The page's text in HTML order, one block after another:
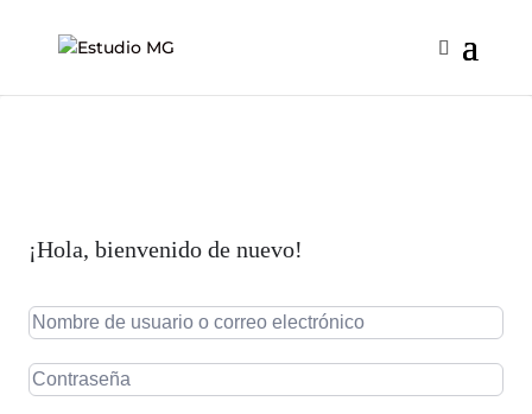
¡Hola, bienvenido de nuevo!